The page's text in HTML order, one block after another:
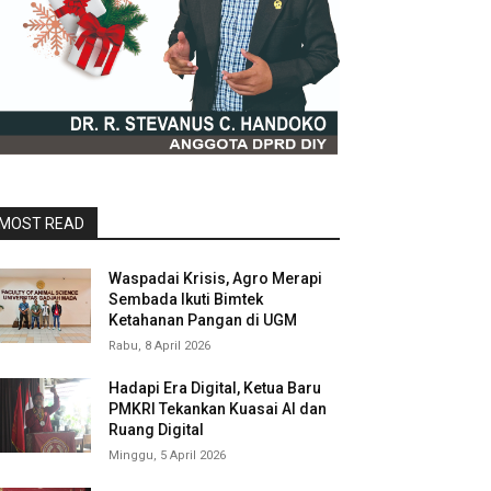
READ
Waspadai Krisis, Agro Merapi
Sembada Ikuti Bimtek
Ketahanan Pangan di UGM
Rabu, 8 April 2026
Hadapi Era Digital, Ketua Baru
PMKRI Tekankan Kuasai AI dan
Ruang Digital
Minggu, 5 April 2026